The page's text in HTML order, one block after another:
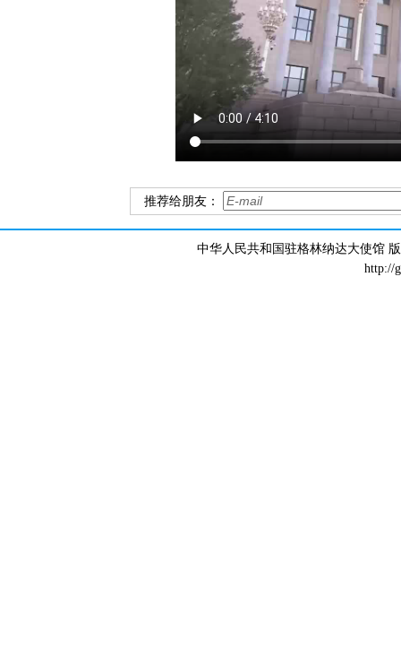
推荐给朋友：
中华人民共和国驻格林纳达大使馆
http://